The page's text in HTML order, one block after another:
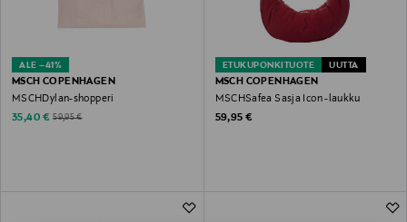
ALE –41%
MSCH COPENHAGEN
MSCHDylan-shopperi
Discounted Price
35,40 € Original Price
59,95 €
ETUKUPONKITUOTE UUTTA
MSCH COPENHAGEN
MSCHSafea Sasja Icon -laukku
Original Price
59,95 €